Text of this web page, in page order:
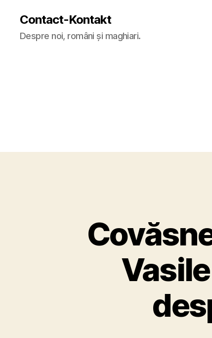
Contact-Kontakt
Despre noi, români și maghiari.